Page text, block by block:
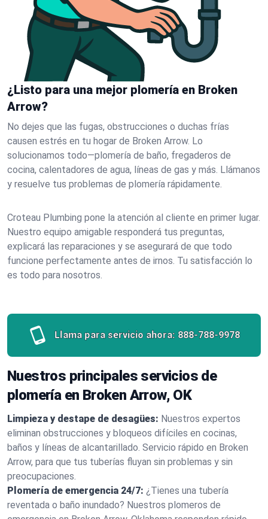
¿Listo para una mejor plomería en Broken
Arrow?
No dejes que las fugas, obstrucciones o duchas frías
causen estrés en tu hogar de Broken Arrow. Lo
solucionamos todo—plomería de baño, fregaderos de
cocina, calentadores de agua, líneas de gas y más. Llámanos
y resuelve tus problemas de plomería rápidamente.
Croteau Plumbing pone la atención al cliente en primer lugar.
Nuestro equipo amigable responderá tus preguntas,
explicará las reparaciones y se asegurará de que todo
funcione perfectamente antes de irnos. Tu satisfacción lo
es todo para nosotros.
Llama para servicio ahora: 888-788-9978
Nuestros principales servicios de
plomería en Broken Arrow, OK
Limpieza y destape de desagües: Nuestros expertos
eliminan obstrucciones y bloqueos difíciles en cocinas,
baños y líneas de alcantarillado. Servicio rápido en Broken
Arrow, para que tus tuberías fluyan sin problemas y sin
preocupaciones.
Plomería de emergencia 24/7: ¿Tienes una tubería
reventada o baño inundado? Nuestros plomeros de